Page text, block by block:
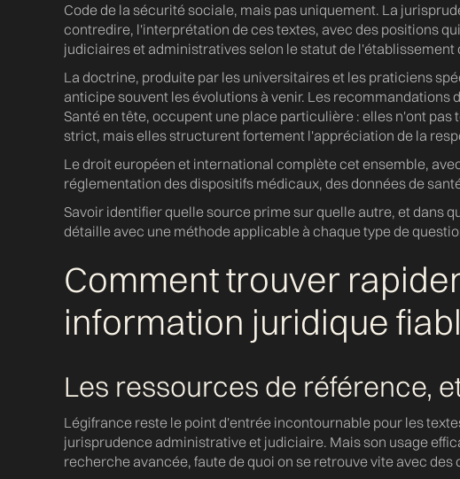
Code de la sécurité sociale, mais pas uniquement. La
contredire, l'interprétation de ces textes, avec des positions
judiciaires et administratives selon le statut de l'établissement
La doctrine, produite par les universitaires et les praticiens
anticipe souvent les évolutions à venir. Les recommandations
Santé en tête, occupent une place particulière : elles n'ont
strict, mais elles structurent fortement l'appréciation de la
Le droit européen et international complète cet ensemble,
réglementation des dispositifs médicaux, des données de
Savoir identifier quelle source prime sur quelle autre, et dans
détaille avec une méthode applicable à chaque type de
Comment trouver
information juridique
Les ressources de référence,
Légifrance reste le point d'entrée incontournable pour les
jurisprudence administrative et judiciaire. Mais son usage
recherche avancée, faute de quoi on se retrouve vite avec